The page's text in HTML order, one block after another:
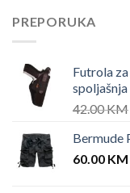
PREPORUKA
Futrola
42.00KM
Bermude
60.00 KM